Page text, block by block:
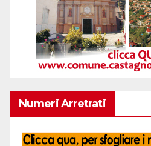
Numeri Arretrati